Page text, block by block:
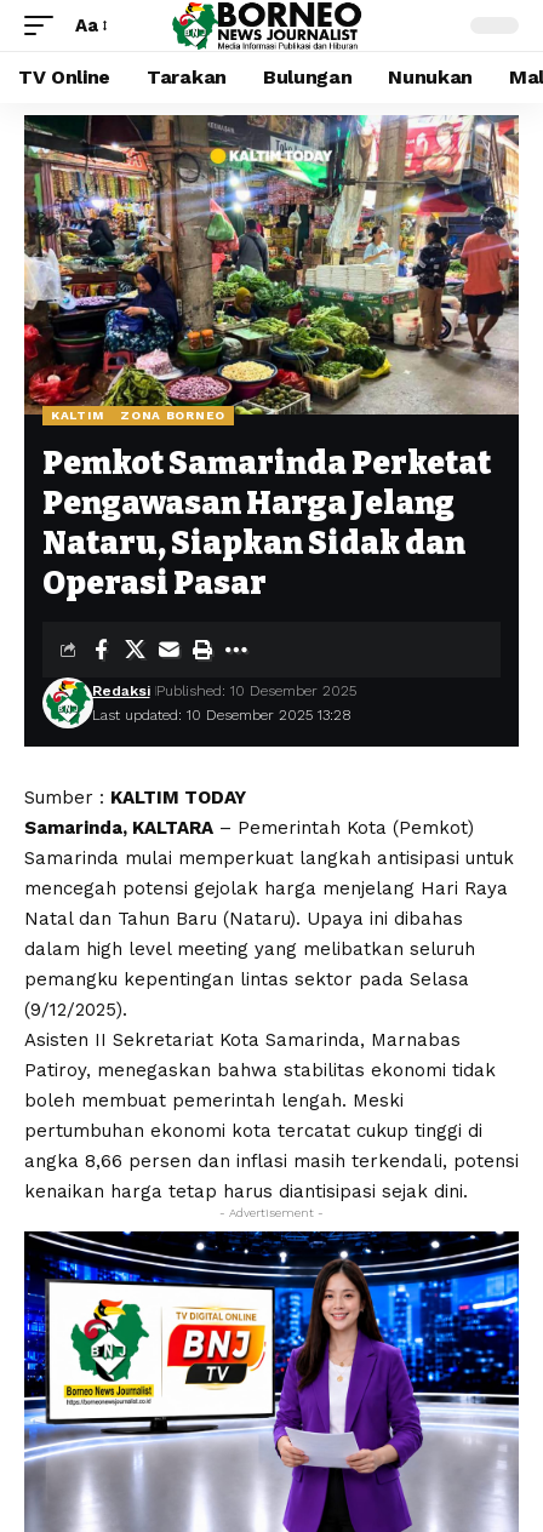
Aa
TV Online Tarakan Bulungan Nunukan
KALTIM ZONA BORNEO
Pemkot Samarinda Perketat
Pengawasan Harga Jelang
Nataru, Siapkan Sidak dan
Operasi Pasar
Last updated: 10 Desember 2025 13:28
Redaksi Published: 10 Desember 2025
Sumber : KALTIM TODAY
Samarinda, KALTARA – Pemerintah Kota (Pemkot)
Samarinda mulai memperkuat langkah antisipasi untuk
mencegah potensi gejolak harga menjelang Hari Raya
Natal dan Tahun Baru (Nataru). Upaya ini dibahas
dalam high level meeting yang melibatkan seluruh
pemangku kepentingan lintas sektor pada Selasa
(9/12/2025).
Asisten II Sekretariat Kota Samarinda, Marnabas
Patiroy, menegaskan bahwa stabilitas ekonomi tidak
boleh membuat pemerintah lengah. Meski
pertumbuhan ekonomi kota tercatat cukup tinggi di
angka 8,66 persen dan inflasi masih terkendali, potensi
kenaikan harga tetap harus diantisipasi sejak dini.
- Advertisement -